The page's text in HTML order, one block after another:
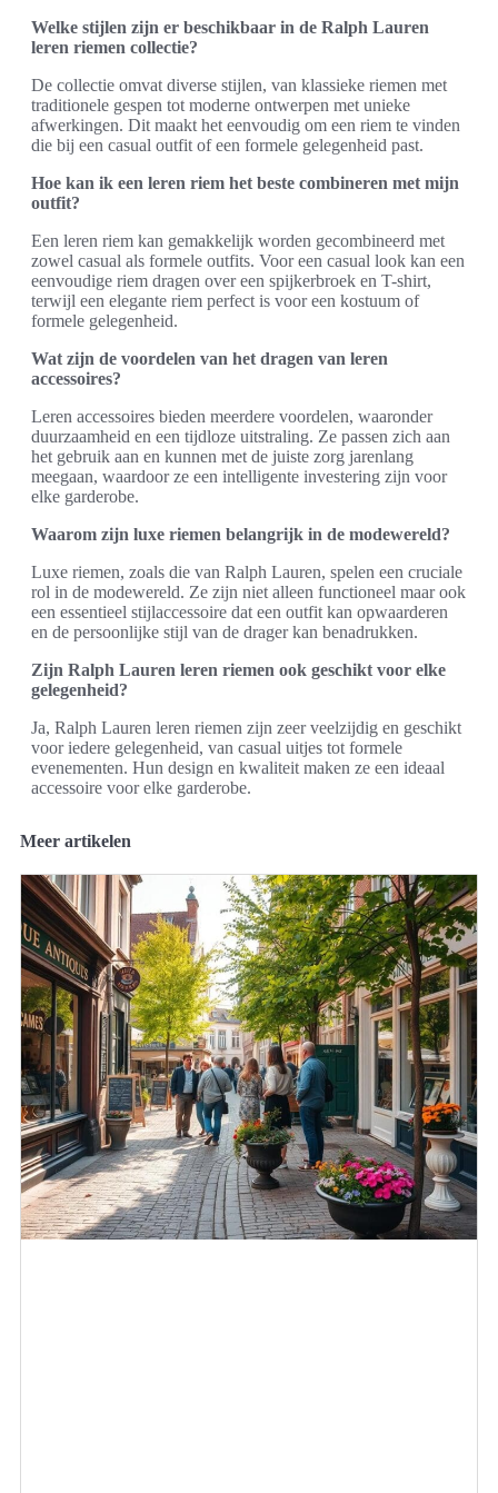
Welke stijlen zijn er beschikbaar in de Ralph Lauren
leren riemen collectie?
De collectie omvat diverse stijlen, van klassieke riemen met
traditionele gespen tot moderne ontwerpen met unieke
afwerkingen. Dit maakt het eenvoudig om een riem te vinden
die bij een casual outfit of een formele gelegenheid past.
Hoe kan ik een leren riem het beste combineren met mijn
outfit?
Een leren riem kan gemakkelijk worden gecombineerd met
zowel casual als formele outfits. Voor een casual look kan een
eenvoudige riem dragen over een spijkerbroek en T-shirt,
terwijl een elegante riem perfect is voor een kostuum of
formele gelegenheid.
Wat zijn de voordelen van het dragen van leren
accessoires?
Leren accessoires bieden meerdere voordelen, waaronder
duurzaamheid en een tijdloze uitstraling. Ze passen zich aan
het gebruik aan en kunnen met de juiste zorg jarenlang
meegaan, waardoor ze een intelligente investering zijn voor
elke garderobe.
Waarom zijn luxe riemen belangrijk in de modewereld?
Luxe riemen, zoals die van Ralph Lauren, spelen een cruciale
rol in de modewereld. Ze zijn niet alleen functioneel maar ook
een essentieel stijlaccessoire dat een outfit kan opwaarderen
en de persoonlijke stijl van de drager kan benadrukken.
Zijn Ralph Lauren leren riemen ook geschikt voor elke
gelegenheid?
Ja, Ralph Lauren leren riemen zijn zeer veelzijdig en geschikt
voor iedere gelegenheid, van casual uitjes tot formele
evenementen. Hun design en kwaliteit maken ze een ideaal
accessoire voor elke garderobe.
Meer artikelen